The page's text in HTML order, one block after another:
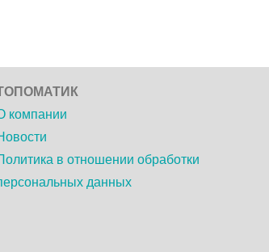
компании
в отношении обработки
данных